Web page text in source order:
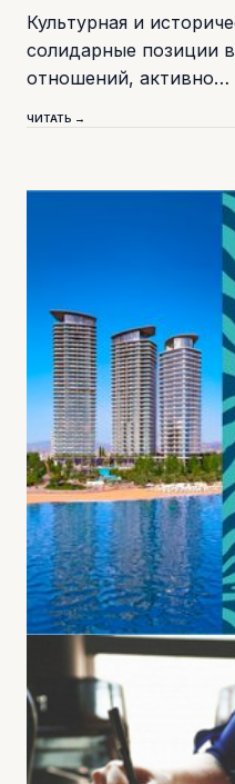
Культурная и
солидарные позиции
отношений, активно…
ЧИТАТЬ →